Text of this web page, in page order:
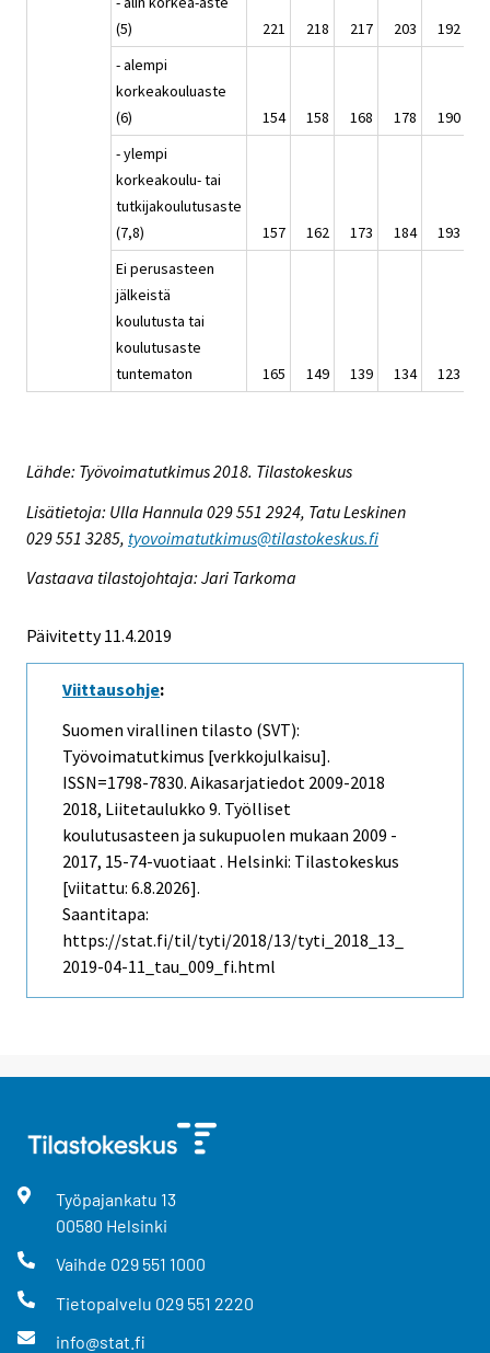
(5)
221 218 217 203 192
- alempi
korkeakouluaste
(6)
154 158 168 178 190
- ylempi
korkeakoulu- tai
tutkijakoulutusaste
(7,8)
157 162 173 184 193
Ei perusasteen
jälkeistä
koulutusta tai
koulutusaste
tuntematon
165 149 139 134 123
Lähde: Työvoimatutkimus 2018. Tilastokeskus
Lisätietoja: Ulla Hannula 029 551 2924, Tatu Leskinen
029 551 3285, tyovoimatutkimus@tilastokeskus.fi
Vastaava tilastojohtaja: Jari Tarkoma
Päivitetty 11.4.2019
Viittausohje:
Suomen virallinen tilasto (SVT):
Työvoimatutkimus [verkkojulkaisu].
ISSN=1798-7830. Aikasarjatiedot 2009-2018
2018, Liitetaulukko 9. Työlliset
koulutusasteen ja sukupuolen mukaan 2009 -
2017, 15-74-vuotiaat . Helsinki: Tilastokeskus
[viitattu: 6.8.2026].
Saantitapa:
https://stat.fi/til/tyti/2018/13/tyti_2018_13_
2019-04-11_tau_009_fi.html
Työpajankatu 13
00580 Helsinki
Vaihde 029 551 1000
Tietopalvelu 029 551 2220
info@stat.fi